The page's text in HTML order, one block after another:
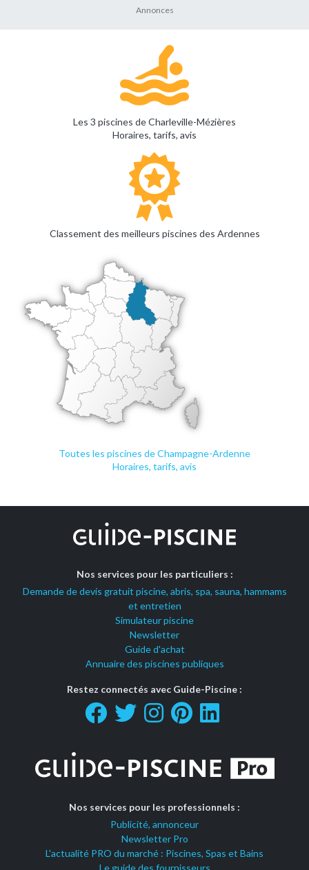
Les 3 piscines de Charleville-Mézières
Horaires, tarifs, avis
Classement des meilleurs piscines des Ardennes
Toutes les piscines de Champagne-Ardenne
Horaires, tarifs, avis
Nos services pour les particuliers :
Demande de devis gratuit piscine, abris, spa, sauna, hammams
et entretien
Simulateur piscine
Newsletter
Guide d'achat
Annuaire des piscines publiques
Restez connectés avec Guide-Piscine :
Nos services pour les professionnels :
Publicité, annonceur
Newsletter Pro
L'actualité PRO du marché : Piscines, Spas et Bains